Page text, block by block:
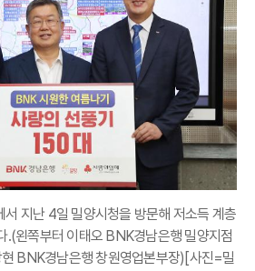
지난 4일 밀양시청을 방문해 저소득 계층
.(왼쪽부터 이태오 BNK경남은행 밀양지점
BNK경남은행 창원영업본부장)[사진=밀